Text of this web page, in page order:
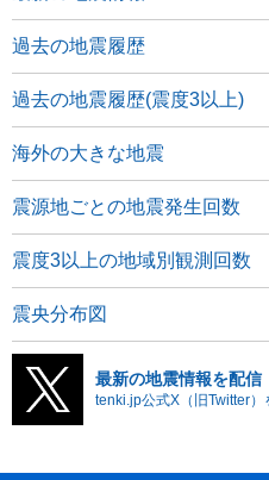
過去の地震履歴
過去の地震履歴(震度3以上)
海外の大きな地震
震源地ごとの地震発生回数
震度3以上の地域別観測回数
震央分布図
最新の地震情報を配信
tenki.jp公式X（旧Twitter）